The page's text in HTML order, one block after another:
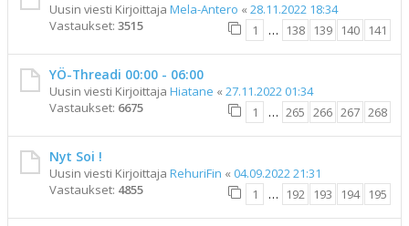
Uusin viesti Kirjoittaja Mela-Antero « 28.11.2022 18:34
Vastaukset: 3515 1 … 138 139 140 141
YÖ-Threadi 00:00 - 06:00
Uusin viesti Kirjoittaja Hiatane « 27.11.2022 01:34
Vastaukset: 6675 1 … 265 266 267 268
Nyt Soi !
Uusin viesti Kirjoittaja RehuriFin « 04.09.2022 21:31
Vastaukset: 4855 1 … 192 193 194 195